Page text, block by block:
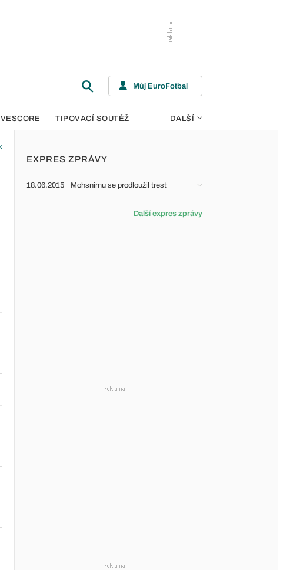
Můj EuroFotbal
TIPOVACÍ SOUTĚŽ DALŠÍ
EXPRES ZPRÁVY
18.06.2015 Mohsnimu se prodloužil trest
Další expres zprávy